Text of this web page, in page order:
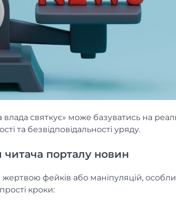
влада святкує» може базуватись на
та безвідповідальності уряду.
читача порталу новин
фейків або маніпуляцій,
кроки: